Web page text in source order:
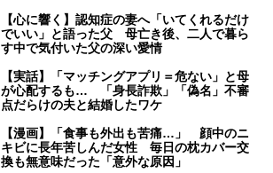
【心に響く】認知症の妻へ「いてくれるだけ
でいい」と語った父 母亡き後、二人で暮ら
す中で気付いた父の深い愛情
【実話】「マッチングアプリ＝危ない」と母
が心配するも… 「身長詐欺」「偽名」不審
点だらけの夫と結婚したワケ
【漫画】「食事も外出も苦痛…」 顔中のニ
キビに長年苦しんだ女性 毎日の枕カバー交
換も無意味だった「意外な原因」